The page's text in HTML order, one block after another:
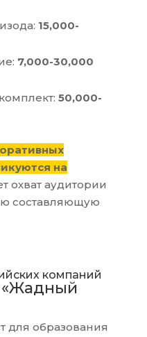
15,000-
7,000-30,000
50,000-
на
охват аудитории
составляющую
компаний
«Жадный
для образования